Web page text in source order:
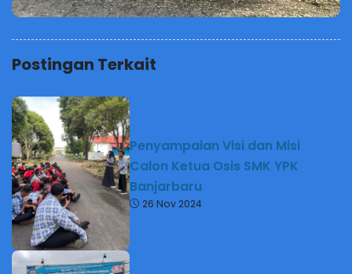
Postingan Terkait
Penyampaian Visi dan Misi
Calon Ketua Osis SMK YPK
Banjarbaru
26 Nov 2024